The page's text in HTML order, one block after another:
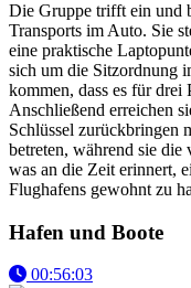
Die Gruppe trifft ein und
Transports im Auto. Sie
eine praktische
sich um die Sitzordnung
kommen, dass es für
Anschließend erreichen
Schlüssel zurückbringen
betreten, während sie
was an die Zeit erinnert,
Flughafens gewohnt zu
Hafen und Boote
00:56:03